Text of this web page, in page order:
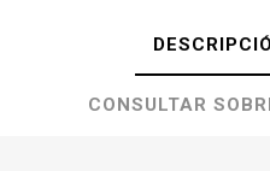
CONSULTAR